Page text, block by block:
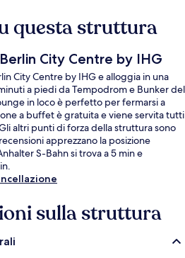
questa struttura
City Centre by IHG
City Centre by IHG e alloggia in una
a piedi da Tempodrom e Bunker del
in loco è perfetto per fermarsi a
a buffet è gratuita e viene servita tutti
altri punti di forza della struttura sono
apprezzano la posizione
S-Bahn si trova a 5 min e
sulla struttura